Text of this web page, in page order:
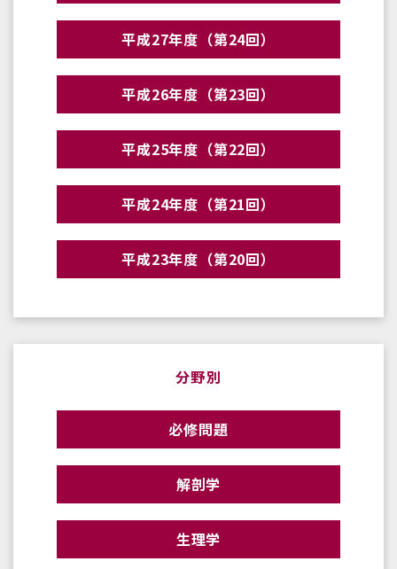
平成27年度（第24回）
平成26年度（第23回）
平成25年度（第22回）
平成24年度（第21回）
平成23年度（第20回）
分野別
必修問題
解剖学
生理学